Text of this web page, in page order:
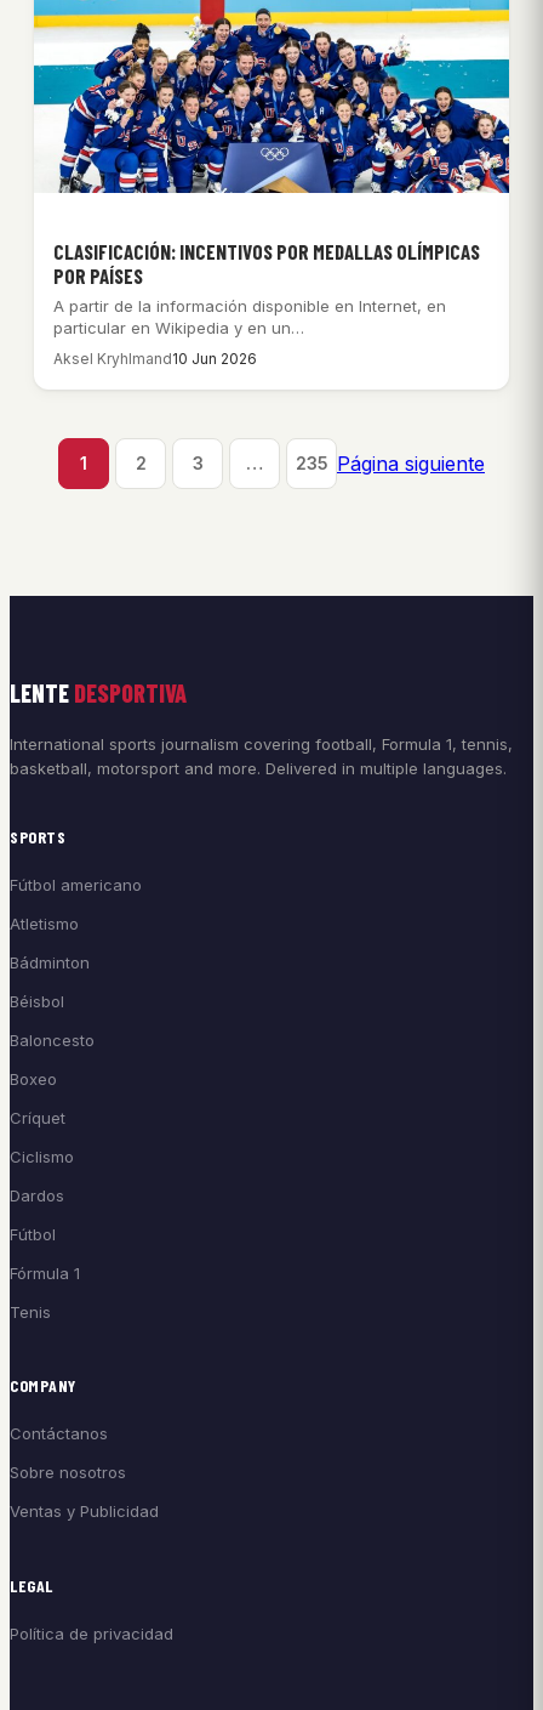
CLASIFICACIÓN: INCENTIVOS POR MEDALLAS OLÍMPICAS
POR PAÍSES
A partir de la información disponible en Internet, en
particular en Wikipedia y en un…
Aksel Kryhlmand10 Jun 2026
1 2 3 … 235 Página siguiente
LENTE DESPORTIVA
International sports journalism covering football, Formula 1, tennis,
basketball, motorsport and more. Delivered in multiple languages.
SPORTS
Fútbol americano
Atletismo
Bádminton
Béisbol
Baloncesto
Boxeo
Críquet
Ciclismo
Dardos
Fútbol
Fórmula 1
Tenis
COMPANY
Contáctanos
Sobre nosotros
Ventas y Publicidad
LEGAL
Política de privacidad